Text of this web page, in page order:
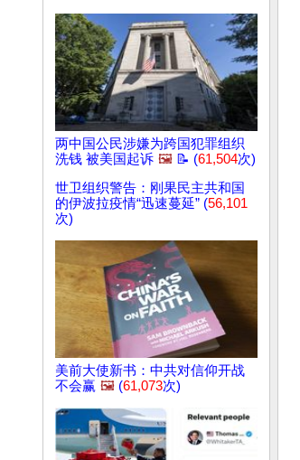
两中国公民涉嫌为跨国犯罪组织
洗钱 被美国起诉 🖼️ 📝 (61,504次)
世卫组织警告：刚果民主共和国
的伊波拉疫情“迅速蔓延” (56,101
次)
美前大使新书：中共对信仰开战
不会赢 🖼️ (61,073次)